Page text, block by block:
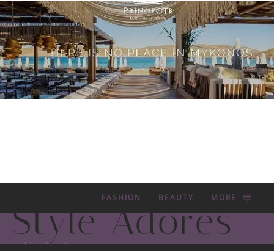
FASHION BEAUTY MORE
Style Adorés
Fashion Trends